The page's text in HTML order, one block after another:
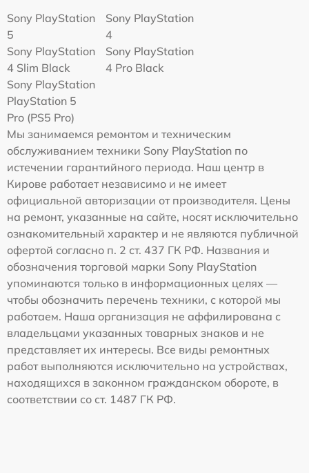
Sony PlayStation
5
Sony PlayStation
4
Sony PlayStation
4 Slim Black
Sony PlayStation
4 Pro Black
Sony PlayStation
PlayStation 5
Pro (PS5 Pro)
Мы занимаемся ремонтом и техническим
обслуживанием техники Sony PlayStation по
истечении гарантийного периода. Наш центр в
Кирове работает независимо и не имеет
официальной авторизации от производителя. Цены
на ремонт, указанные на сайте, носят исключительно
ознакомительный характер и не являются публичной
офертой согласно п. 2 ст. 437 ГК РФ. Названия и
обозначения торговой марки Sony PlayStation
упоминаются только в информационных целях —
чтобы обозначить перечень техники, с которой мы
работаем. Наша организация не аффилирована с
владельцами указанных товарных знаков и не
представляет их интересы. Все виды ремонтных
работ выполняются исключительно на устройствах,
находящихся в законном гражданском обороте, в
соответствии со ст. 1487 ГК РФ.